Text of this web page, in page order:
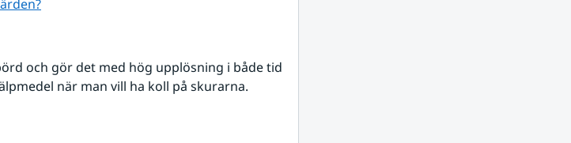
och gör det med hög upplösning i både tid
när man vill ha koll på skurarna.